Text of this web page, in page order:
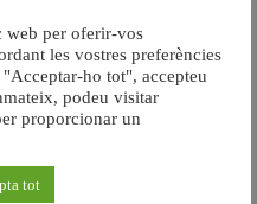
web per oferir-vos
les vostres preferències
ho tot", accepteu
podeu visitar
proporcionar un
tot